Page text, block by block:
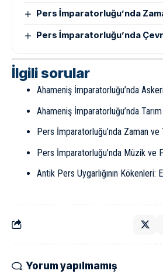
Pers İmparatorluğu’nda
Pers İmparatorluğu’nda
İlgili sorular
Ahameniş İmparatorluğu’nda
Ahameniş İmparatorluğu’nda Tarım
Pers İmparatorluğu’nda Zaman ve
Pers İmparatorluğu’nda Müzik ve
Antik Pers Uygarlığının Kökenleri:
Yorum yapılmamış